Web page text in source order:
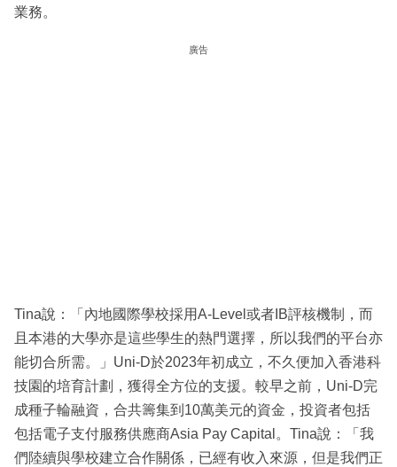
業務。
廣告
Tina說：「內地國際學校採用A-Level或者IB評核機制，而
且本港的大學亦是這些學生的熱門選擇，所以我們的平台亦
能切合所需。」Uni-D於2023年初成立，不久便加入香港科
技園的培育計劃，獲得全方位的支援。較早之前，Uni-D完
成種子輪融資，合共籌集到10萬美元的資金，投資者包括
包括電子支付服務供應商Asia Pay Capital。Tina說：「我
們陸續與學校建立合作關係，已經有收入來源，但是我們正